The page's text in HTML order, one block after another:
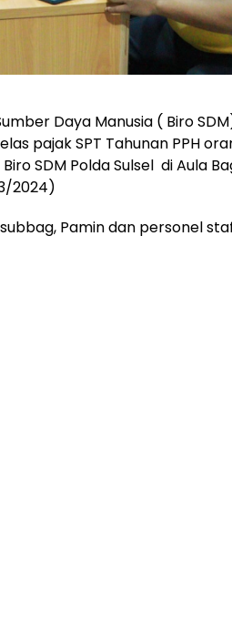
Daya Manusia ( Biro
pajak SPT Tahunan PPH
SDM Polda Sulsel di Aula
2024)
Pamin dan personel